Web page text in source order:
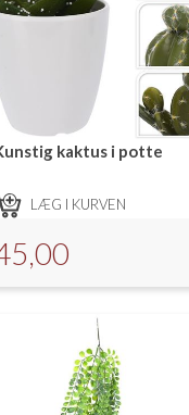
kaktus i potte
LÆG I KURVEN